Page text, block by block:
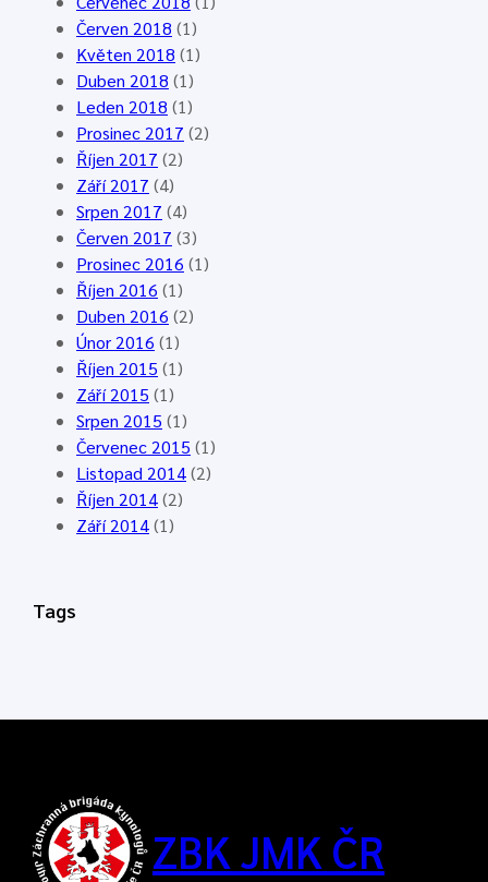
2
6
g
g
e
n
d
o
r
f
Červen 2018 (1)
Květen 2018 (1)
Duben 2018 (1)
Leden 2018 (1)
Prosinec 2017 (2)
Říjen 2017 (2)
Září 2017 (4)
Srpen 2017 (4)
Červen 2017 (3)
Prosinec 2016 (1)
Říjen 2016 (1)
Duben 2016 (2)
Únor 2016 (1)
Říjen 2015 (1)
Září 2015 (1)
Srpen 2015 (1)
Červenec 2015 (1)
Listopad 2014(2)
Říjen 2014(2)
Září 2014(1)
Tags
ZBK JMK ČR